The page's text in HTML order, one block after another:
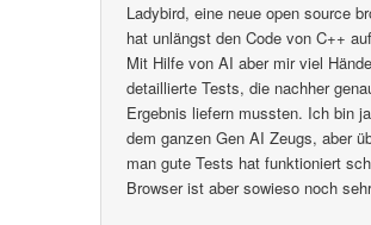
Ladybird, eine neue open source
hat unlängst den Code von C++
Mit Hilfe von AI aber mir viel
detaillierte Tests, die nachher
Ergebnis liefern mussten. Ich bin
dem ganzen Gen AI Zeugs, aber
man gute Tests hat funktioniert
Browser ist aber sowieso noch